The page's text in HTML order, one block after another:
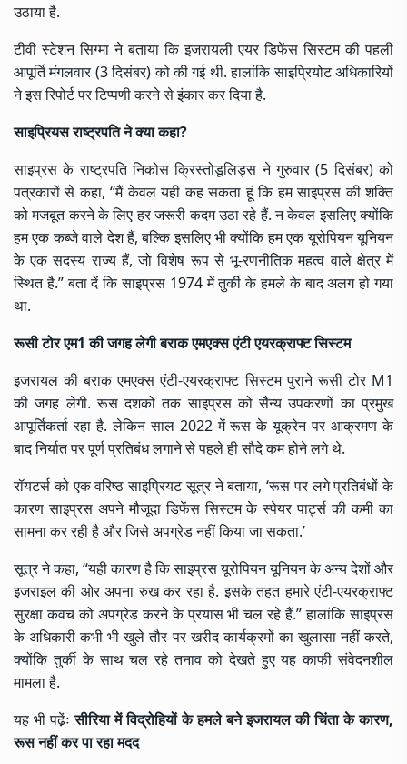
उठाया है.
टीवी स्टेशन सिग्मा ने बताया कि इजरायली एयर डिफेंस सिस्टम की पहली
आपूर्ति मंगलवार (3 दिसंबर) को की गई थी. हालांकि साइप्रियोट अधिकारियों
ने इस रिपोर्ट पर टिप्पणी करने से इंकार कर दिया है.
साइप्रियस राष्ट्रपति ने क्या कहा?
साइप्रस के राष्ट्रपति निकोस क्रिस्तोडूलिड्स ने गुरुवार (5 दिसंबर) को
पत्रकारों से कहा, “मैं केवल यही कह सकता हूं कि हम साइप्रस की शक्ति
को मजबूत करने के लिए हर जरूरी कदम उठा रहे हैं. न केवल इसलिए क्योंकि
हम एक कब्जे वाले देश हैं, बल्कि इसलिए भी क्योंकि हम एक यूरोपियन यूनियन
के एक सदस्य राज्य हैं, जो विशेष रूप से भू-रणनीतिक महत्व वाले क्षेत्र में
स्थित है.” बता दें कि साइप्रस 1974 में तुर्की के हमले के बाद अलग हो गया
था.
रूसी टोर एम1 की जगह लेगी बराक एमएक्स एंटी एयरक्राफ्ट सिस्टम
इजरायल की बराक एमएक्स एंटी-एयरक्राफ्ट सिस्टम पुराने रूसी टोर M1
की जगह लेगी. रूस दशकों तक साइप्रस को सैन्य उपकरणों का प्रमुख
आपूर्तिकर्ता रहा है. लेकिन साल 2022 में रूस के यूक्रेन पर आक्रमण के
बाद निर्यात पर पूर्ण प्रतिबंध लगाने से पहले ही सौदे कम होने लगे थे.
रॉयटर्स को एक वरिष्ठ साइप्रियट सूत्र ने बताया, ‘रूस पर लगे प्रतिबंधों के
कारण साइप्रस अपने मौजूदा डिफेंस सिस्टम के स्पेयर पार्ट्स की कमी का
सामना कर रही है और जिसे अपग्रेड नहीं किया जा सकता.’
सूत्र ने कहा, “यही कारण है कि साइप्रस यूरोपियन यूनियन के अन्य देशों और
इजराइल की ओर अपना रुख कर रहा है. इसके तहत हमारे एंटी-एयरक्राफ्ट
सुरक्षा कवच को अपग्रेड करने के प्रयास भी चल रहे हैं.” हालांकि साइप्रस
के अधिकारी कभी भी खुले तौर पर खरीद कार्यक्रमों का खुलासा नहीं करते,
क्योंकि तुर्की के साथ चल रहे तनाव को देखते हुए यह काफी संवेदनशील
मामला है.
यह भी पढे़ंःसीरिया में विद्रोहियों के हमले बने इजरायल की चिंता के कारण,
रूस नहीं कर पा रहा मदद